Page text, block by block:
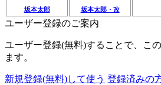
坂本太郎 坂本太郎・改
ユーザー登録のご案内
ユーザー登録(無料)することで、こ
ます。
新規登録(無料)して使う 登録済みの